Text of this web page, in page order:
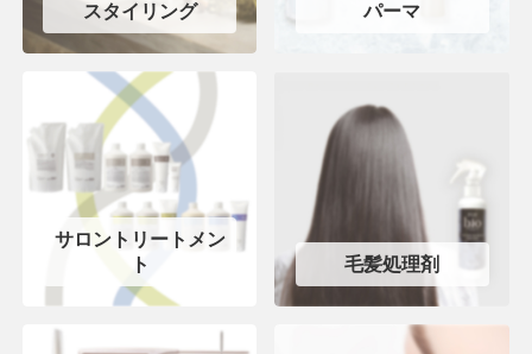
スタイリング パーマ
サロントリートメン
ト
毛髪処理剤